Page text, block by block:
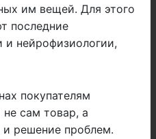
им вещей. Для этого
последние
и нейрофизиологии,
покупателям
сам товар, а
решение проблем.